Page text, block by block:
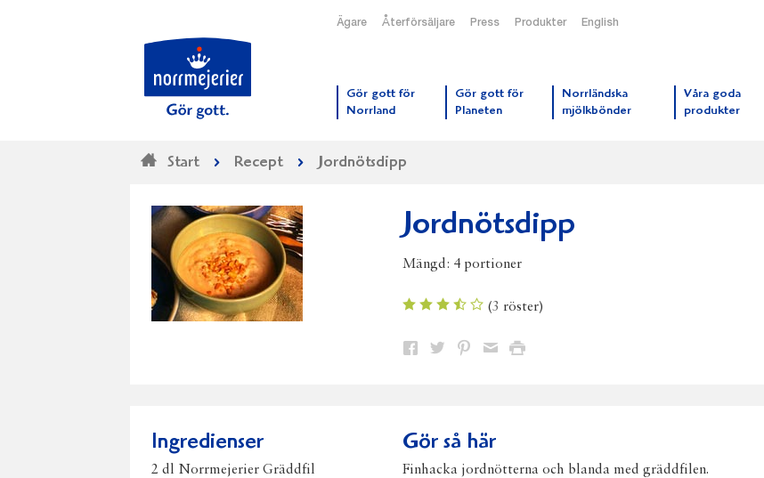
Ägare Återförsäljare Press Produkter English
Gör gott för
Norrland
Gör gott för
Planeten
Norrländska
mjölkbönder
Våra goda
produkter
Start Recept Jordnötsdipp
Jordnötsdipp
Mängd: 4 portioner
(3 röster)
Dela Dela Dela DelaSkriv
Ingredienser
2 dl Norrmejerier Gräddfil
Gör så här
Finhacka jordnötterna och blanda med gräddfilen.